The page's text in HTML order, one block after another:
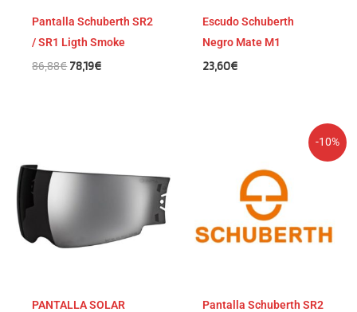
Pantalla Schuberth SR2
/ SR1 Ligth Smoke
86,88€78,19€
Escudo Schuberth
Negro Mate M1
23,60€
PANTALLA SOLAR
-10%
Pantalla Schuberth SR2
original
era:
107,09€.
precio
es:
96,38€.